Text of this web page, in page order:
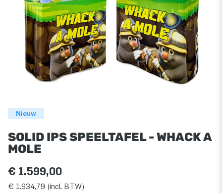
Nieuw
SOLID IPS SPEELTAFEL - WHACK A
MOLE
€ 1.599,00
€ 1.934,79 (incl. BTW)